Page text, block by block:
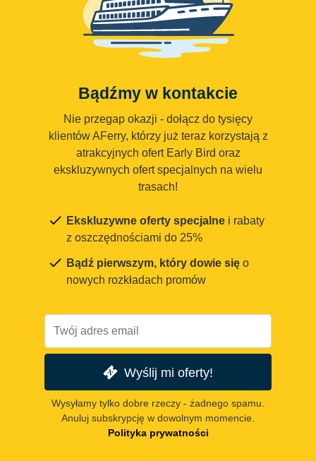
Bądźmy w kontakcie
Nie przegap okazji - dołącz do tysięcy
klientów AFerry, którzy już teraz korzystają z
atrakcyjnych ofert Early Bird oraz
ekskluzywnych ofert specjalnych na wielu
trasach!
Ekskluzywne oferty specjalne i rabaty
z oszczędnościami do 25%
Bądź pierwszym, który dowie się o
nowych rozkładach promów
Wyślij mi oferty!
Wysyłamy tylko dobre rzeczy - żadnego spamu.
Anuluj subskrypcję w dowolnym momencie.
Polityka prywatności